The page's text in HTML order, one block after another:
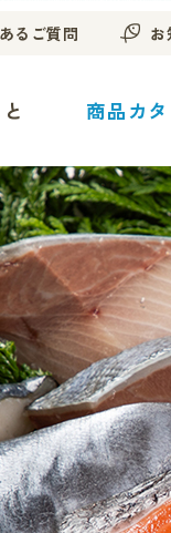
商品カ
るご質問 お